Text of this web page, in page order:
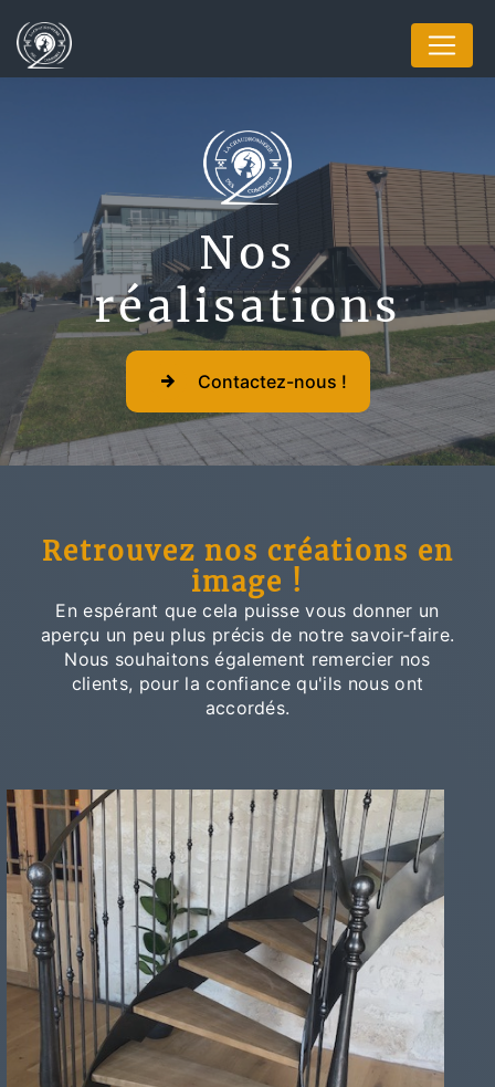
Nos
réalisations
Contactez-nous !
Retrouvez nos créations en
image !
En espérant que cela puisse vous donner un
aperçu un peu plus précis de notre savoir-faire.
Nous souhaitons également remercier nos
clients, pour la confiance qu'ils nous ont
accordés.